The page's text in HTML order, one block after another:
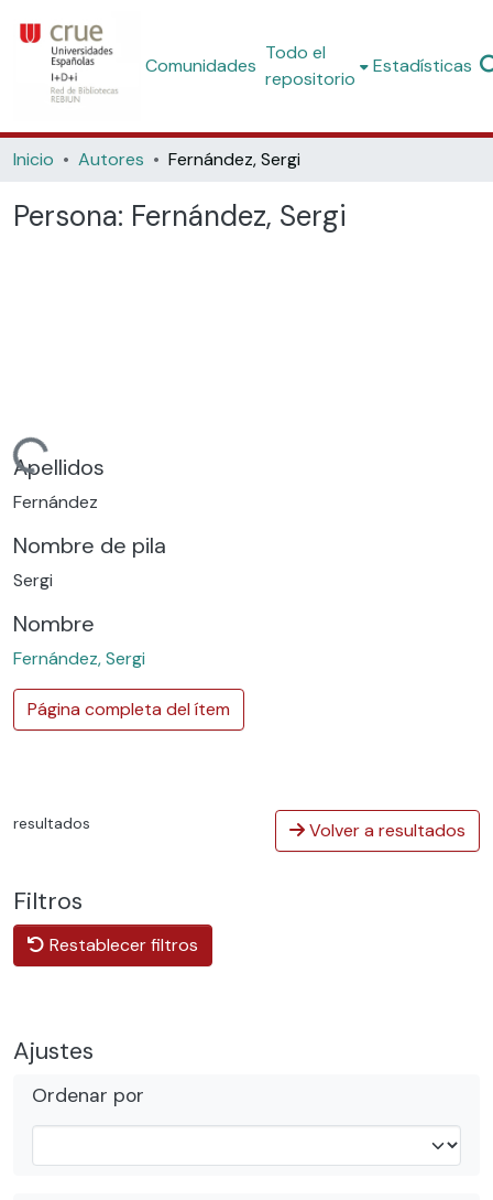
Comunidades
Todo el
repositorio
Estadísticas
Inicio Autores Fernández, Sergi
Persona: Fernández, Sergi
Apellidos
Fernández
Nombre de pila
Sergi
Nombre
Fernández, Sergi
Página completa del ítem
resultados Volver a resultados
Filtros
Restablecer filtros
Ajustes
Ordenar por